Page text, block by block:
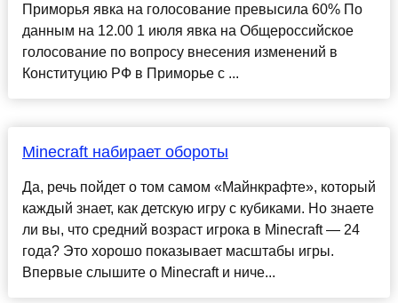
Приморья явка на голосование превысила 60% По
данным на 12.00 1 июля явка на Общероссийское
голосование по вопросу внесения изменений в
Конституцию РФ в Приморье с ...
Minecraft набирает обороты
Да, речь пойдет о том самом «Майнкрафте», который
каждый знает, как детскую игру с кубиками. Но знаете
ли вы, что средний возраст игрока в Minecraft — 24
года? Это хорошо показывает масштабы игры.
Впервые слышите о Minecraft и ниче...